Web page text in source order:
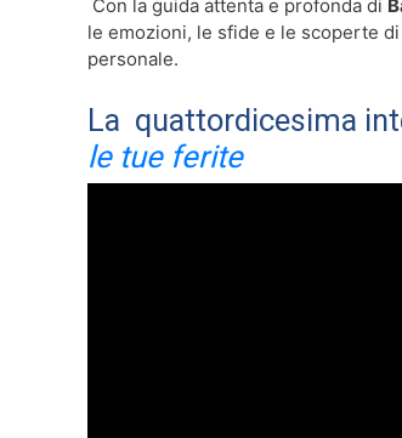
️ Con la guida attenta e profonda di
le emozioni, le sfide e le scoperte
personale.
La quattordicesima
le tue ferite